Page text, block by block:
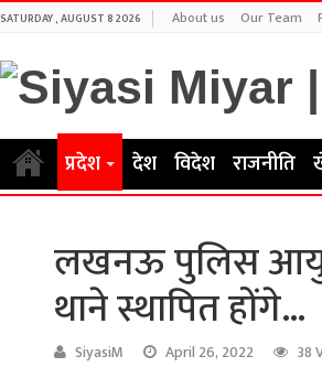
SATURDAY , AUGUST 8 2026 About us Our Team
प्रदेश देश विदेश राजनीति
लखनऊ पुलिस
थाने स्थापित होंगे…
SiyasiM April 26, 2022 38